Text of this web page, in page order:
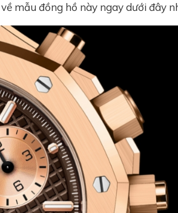
mẫu đồng hồ này ngay dưới đây